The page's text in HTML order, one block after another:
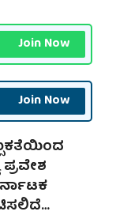
Join Now
Join Now